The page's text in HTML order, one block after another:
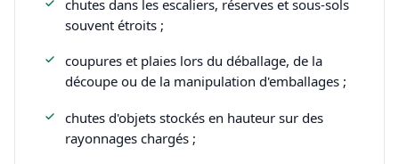
chutes dans les escaliers, réserves et sous-sols
souvent étroits ;
coupures et plaies lors du déballage, de la
découpe ou de la manipulation d'emballages ;
chutes d'objets stockés en hauteur sur des
rayonnages chargés ;